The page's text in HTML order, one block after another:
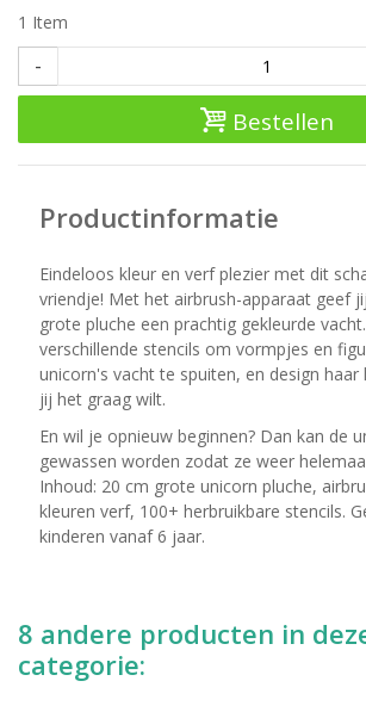
1 Item
-
Bestellen
Productinformatie
Eindeloos kleur en verf plezier met dit
vriendje! Met het airbrush-apparaat geef
grote pluche een prachtig gekleurde
verschillende stencils om vormpjes en
unicorn's vacht te spuiten, en design haar
jij het graag wilt.
En wil je opnieuw beginnen? Dan kan de
gewassen worden zodat ze weer
Inhoud: 20 cm grote unicorn pluche,
kleuren verf, 100+ herbruikbare stencils.
kinderen vanaf 6 jaar.
8 andere producten in
categorie: